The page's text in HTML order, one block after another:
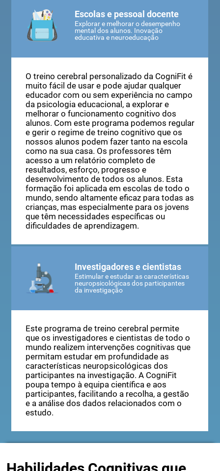
Escolas e pessoal docente
Explorar e melhorar o desempenho
O treino cerebral personalizado da CogniFit é
muito fácil de usar e pode ajudar qualquer
educador com ou sem experiência no campo
da psicologia educacional, a explorar e
melhorar o funcionamento cognitivo dos
alunos. Com este programa podemos regular
e gerir o regime de treino cognitivo que os
nossos alunos podem fazer tanto na escola
como na sua casa. Os professores têm
acesso a um relatório completo de
resultados, esforço, progresso e
desenvolvimento de todos os alunos. Esta
formação foi aplicada em escolas de todo o
mundo, sendo altamente eficaz para todas as
crianças, mas especialmente para os jovens
que têm necessidades específicas ou
Investigadores e cientistas
Estimular e estudar as características
Este programa de treino cerebral permite
que os investigadores e cientistas de todo o
mundo realizem intervenções cognitivas que
permitam estudar em profundidade as
características neuropsicológicas dos
participantes na investigação. A CogniFit
poupa tempo à equipa científica e aos
participantes, facilitando a recolha, a gestão
e a análise dos dados relacionados com o